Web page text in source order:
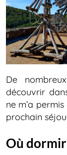
De
découvrir
ne m’a
prochain
Où